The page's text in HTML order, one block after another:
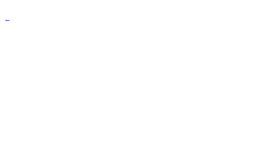
Prenumerera nu